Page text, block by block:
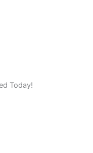
Today!